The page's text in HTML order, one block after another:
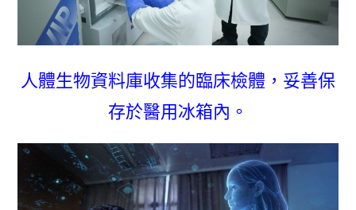
人體生物資料庫收集的臨床檢體，妥善保
存於醫用冰箱內。